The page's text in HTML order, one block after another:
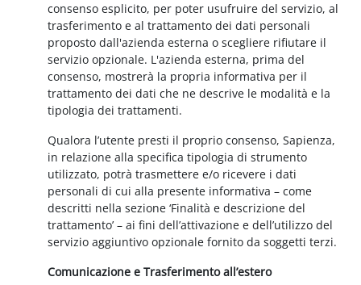
consenso esplicito, per poter usufruire del servizio, al
trasferimento e al trattamento dei dati personali
proposto dall'azienda esterna o scegliere rifiutare il
servizio opzionale. L'azienda esterna, prima del
consenso, mostrerà la propria informativa per il
trattamento dei dati che ne descrive le modalità e la
tipologia dei trattamenti.
Qualora l’utente presti il proprio consenso, Sapienza,
in relazione alla specifica tipologia di strumento
utilizzato, potrà trasmettere e/o ricevere i dati
personali di cui alla presente informativa – come
descritti nella sezione ‘Finalità e descrizione del
trattamento’ – ai fini dell’attivazione e dell’utilizzo del
servizio aggiuntivo opzionale fornito da soggetti terzi.
Comunicazione e Trasferimento all’estero